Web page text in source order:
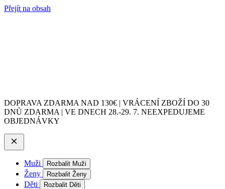
Přejít na obsah
DOPRAVA ZDARMA NAD 130€ | VRÁCENÍ ZBOŽÍ DO 30
DNŮ ZDARMA | VE DNECH 28.-29. 7. NEEXPEDUJEME
OBJEDNÁVKY
Muži Rozbalit Muži
Ženy Rozbalit Ženy
Děti Rozbalit Děti